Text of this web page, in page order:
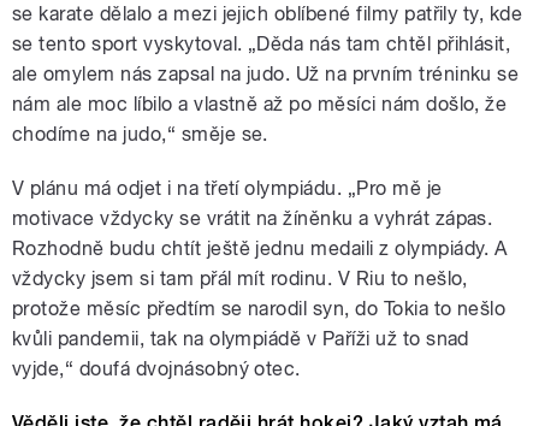
se karate dělalo a mezi jejich oblíbené filmy patřily ty, kde
se tento sport vyskytoval. „Děda nás tam chtěl přihlásit,
ale omylem nás zapsal na judo. Už na prvním tréninku se
nám ale moc líbilo a vlastně až po měsíci nám došlo, že
chodíme na judo,“ směje se.
V plánu má odjet i na třetí olympiádu. „Pro mě je
motivace vždycky se vrátit na žíněnku a vyhrát zápas.
Rozhodně budu chtít ještě jednu medaili z olympiády. A
vždycky jsem si tam přál mít rodinu. V Riu to nešlo,
protože měsíc předtím se narodil syn, do Tokia to nešlo
kvůli pandemii, tak na olympiádě v Paříži už to snad
vyjde,“ doufá dvojnásobný otec.